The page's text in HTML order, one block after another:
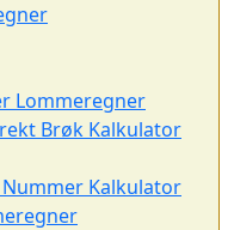
Lommeregner
Brøk Kalkulator
Kalkulator